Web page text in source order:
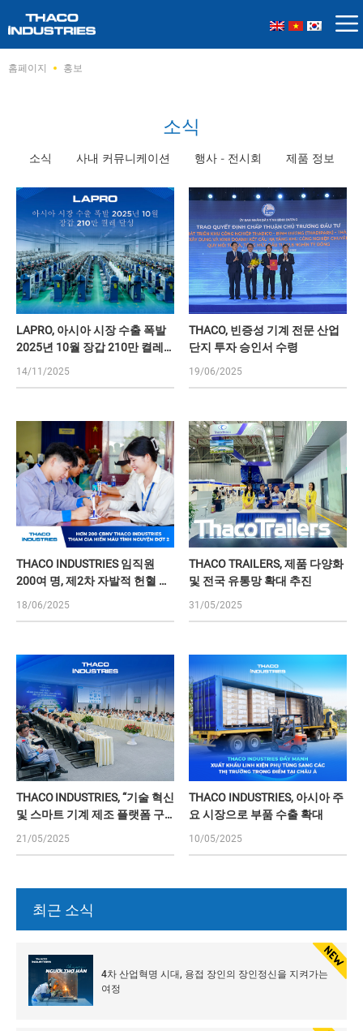
홈페이지 홍보
소식
소식 사내 커뮤니케이션 행사 - 전시회 제품 정보
LAPRO, 아시아 시장 수출 폭발
2025년 10월 장갑 210만 켤레
14/11/2025
THACO, 빈증성 기계 전문 산업
단지 투자 승인서 수령
19/06/2025
THACO INDUSTRIES 임직원
200여 명, 제2차 자발적 헌혈 참
18/06/2025
THACO TRAILERS, 제품 다양화
및 전국 유통망 확대 추진
31/05/2025
THACO INDUSTRIES, “기술 혁신
및 스마트 기계 제조 플랫폼 구
21/05/2025
THACO INDUSTRIES, 아시아 주
요 시장으로 부품 수출 확대
10/05/2025
최근 소식
4차 산업혁명 시대, 용접 장인의 장인정신을 지켜가는
여정